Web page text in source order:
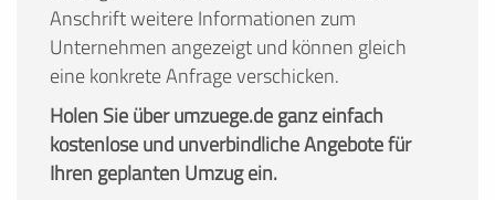
Anschrift weitere Informationen zum
Unternehmen angezeigt und können gleich
eine konkrete Anfrage verschicken.
Holen Sie über umzuege.de ganz einfach
kostenlose und unverbindliche Angebote für
Ihren geplanten Umzug ein.